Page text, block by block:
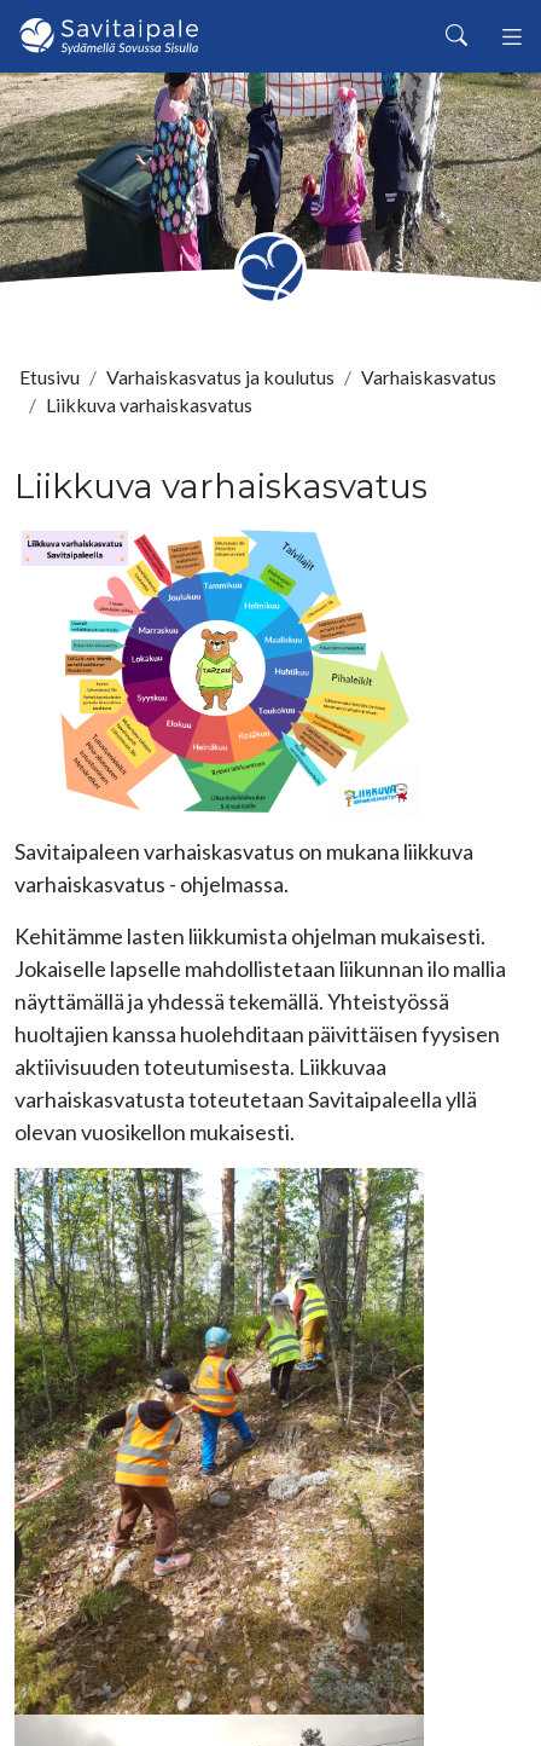
Siirry pääsisältöön
Haku
Etusivu Varhaiskasvatus ja koulutus
Varhaiskasvatus
Liikkuva varhaiskasvatus
Liikkuva varhaiskasvatus
Savitaipaleen varhaiskasvatus on mukana liikkuva
varhaiskasvatus - ohjelmassa.
Kehitämme lasten liikkumista ohjelman mukaisesti.
Jokaiselle lapselle mahdollistetaan liikunnan ilo mallia
näyttämällä ja yhdessä tekemällä. Yhteistyössä
huoltajien kanssa huolehditaan päivittäisen fyysisen
aktiivisuuden toteutumisesta. Liikkuvaa
varhaiskasvatusta toteutetaan Savitaipaleella yllä
olevan vuosikellon mukaisesti.